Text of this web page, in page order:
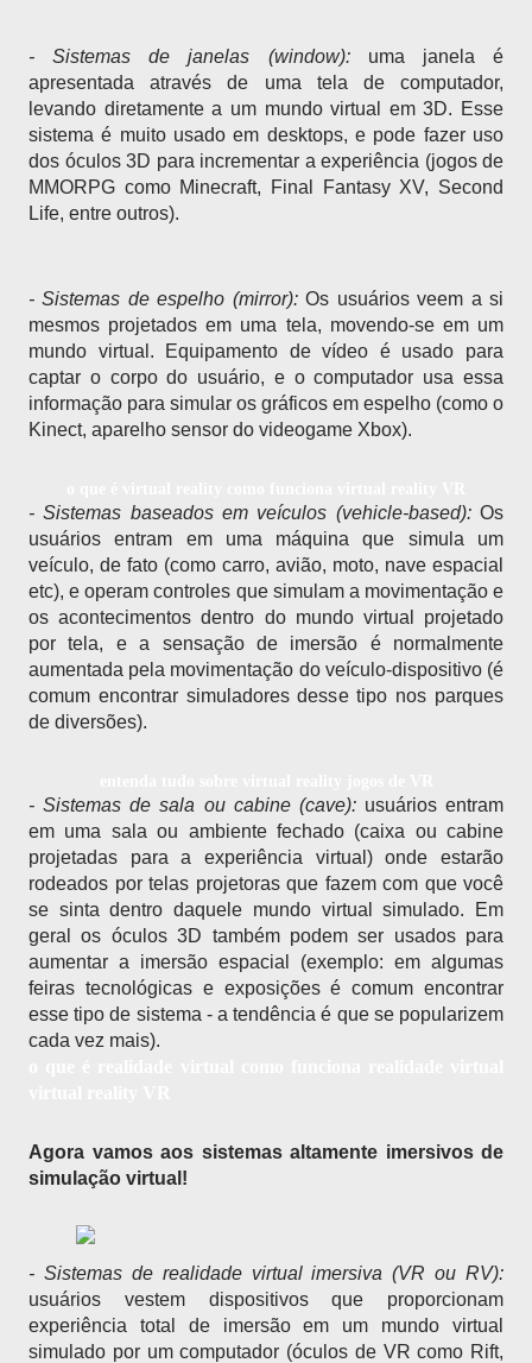
- Sistemas de janelas (window): uma janela é
apresentada através de uma tela de computador,
levando diretamente a um mundo virtual em 3D. Esse
sistema é muito usado em desktops, e pode fazer uso
dos óculos 3D para incrementar a experiência (jogos de
MMORPG como Minecraft, Final Fantasy XV, Second
Life, entre outros).
- Sistemas de espelho (mirror): Os usuários veem a si
mesmos projetados em uma tela, movendo-se em um
mundo virtual. Equipamento de vídeo é usado para
captar o corpo do usuário, e o computador usa essa
informação para simular os gráficos em espelho (como o
Kinect, aparelho sensor do videogame Xbox).
- Sistemas baseados em veículos (vehicle-based): Os
usuários entram em uma máquina que simula um
veículo, de fato (como carro, avião, moto, nave espacial
etc), e operam controles que simulam a movimentação e
os acontecimentos dentro do mundo virtual projetado
por tela, e a sensação de imersão é normalmente
aumentada pela movimentação do veículo-dispositivo (é
comum encontrar simuladores desse tipo nos parques
de diversões).
- Sistemas de sala ou cabine (cave): usuários entram
em uma sala ou ambiente fechado (caixa ou cabine
projetadas para a experiência virtual) onde estarão
rodeados por telas projetoras que fazem com que você
se sinta dentro daquele mundo virtual simulado. Em
geral os óculos 3D também podem ser usados para
aumentar a imersão espacial (exemplo: em algumas
feiras tecnológicas e exposições é comum encontrar
esse tipo de sistema - a tendência é que se popularizem
cada vez mais).
Agora vamos aos sistemas altamente imersivos de
simulação virtual!
-
usuários vestem dispositivos que proporcionam
experiência total de imersão em um mundo virtual
simulado por um computador (óculos de VR como Rift,